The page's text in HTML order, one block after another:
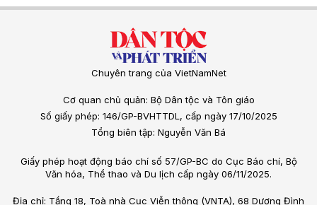
Chuyên trang của VietNamNet
Cơ quan chủ quản: Bộ Dân tộc và Tôn giáo
Số giấy phép: 146/GP-BVHTTDL, cấp ngày 17/10/2025
Tổng biên tập: Nguyễn Văn Bá
Giấy phép hoạt động báo chí số 57/GP-BC do Cục Báo chí, Bộ
Văn hóa, Thể thao và Du lịch cấp ngày 06/11/2025.
Địa chỉ: Tầng 18, Toà nhà Cục Viễn thông (VNTA), 68 Dương Đình